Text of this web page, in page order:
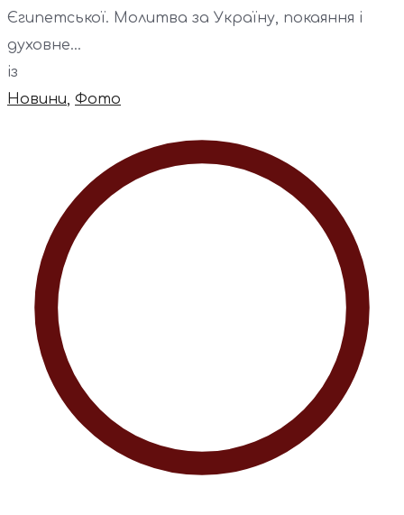
Єгипетської. Молитва за Україну, покаяння і
духовне...
із
Новини Фото